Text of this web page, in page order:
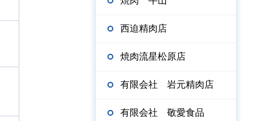
西迫精肉店
焼肉流星松原店
有限会社 岩元精肉店
有限会社 敬愛食品